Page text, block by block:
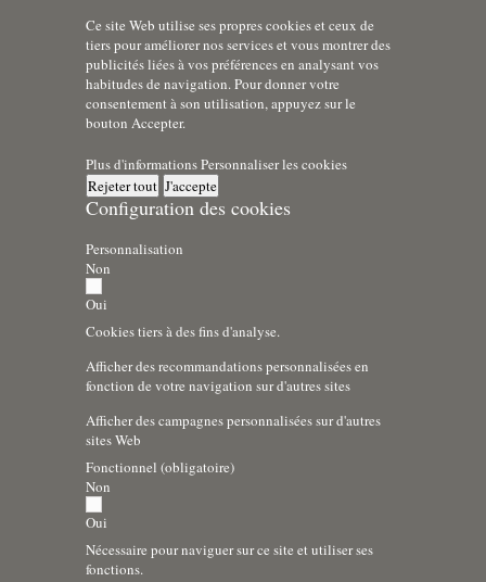
Ce site Web utilise ses propres cookies et ceux de
tiers pour améliorer nos services et vous montrer des
publicités liées à vos préférences en analysant vos
habitudes de navigation. Pour donner votre
consentement à son utilisation, appuyez sur le
bouton Accepter.
Plus d'informationsPersonnaliser les cookies
Rejeter tout J'accepte
Configuration des cookies
Personnalisation
Non
Oui
Cookies tiers à des fins d'analyse.
Afficher des recommandations personnalisées en
fonction de votre navigation sur d'autres sites
Afficher des campagnes personnalisées sur d'autres
sites Web
Fonctionnel (obligatoire)
Non
Oui
Nécessaire pour naviguer sur ce site et utiliser ses
fonctions.